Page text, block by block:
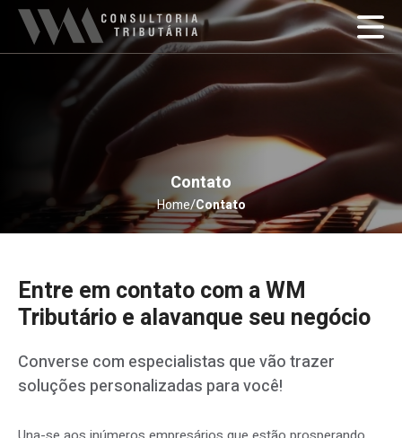
Contato
Home/Contato
Entre em contato com a WM
Tributário e alavanque seu negócio
Converse com especialistas que vão trazer
soluções personalizadas para você!